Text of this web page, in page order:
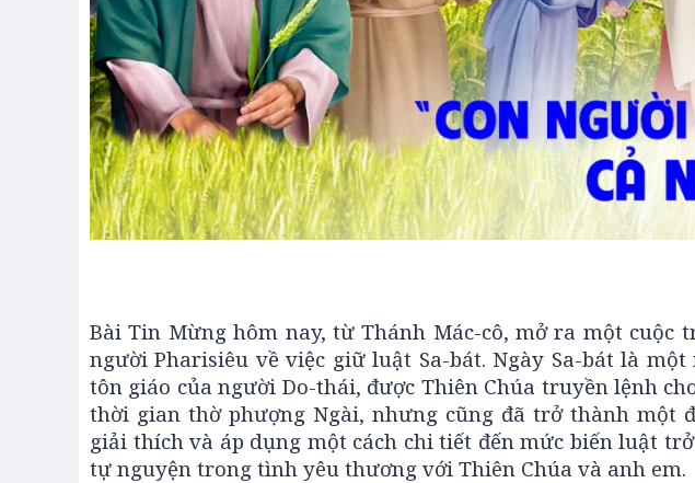
Bài Tin Mừng hôm nay, từ Thánh Mác-cô, mở ra một cuộc
người Pharisiêu về việc giữ luật Sa-bát. Ngày Sa-bát là
tôn giáo của người Do-thái, được Thiên Chúa truyền lệnh
thời gian thờ phượng Ngài, nhưng cũng đã trở thành một
giải thích và áp dụng một cách chi tiết đến mức biến luật
tự nguyện trong tình yêu thương với Thiên Chúa và anh em.